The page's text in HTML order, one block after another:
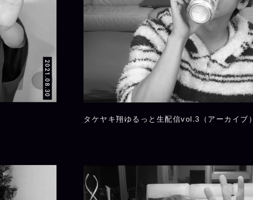
2021.08.30
タケヤキ翔ゆるっと生配信vol.3（アーカイブ）